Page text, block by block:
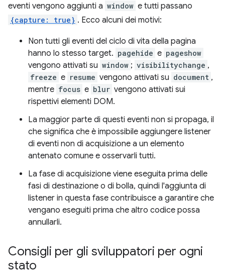
eventi vengono aggiunti a window e tutti passano
{capture: true} . Ecco alcuni dei motivi:
Non tutti gli eventi del ciclo di vita della pagina
hanno lo stesso target. pagehide e pageshow
vengono attivati su window ; visibilitychange ,
freeze e resume vengono attivati su document ,
mentre focus e blur vengono attivati sui
rispettivi elementi DOM.
La maggior parte di questi eventi non si propaga, il
che significa che è impossibile aggiungere listener
di eventi non di acquisizione a un elemento
antenato comune e osservarli tutti.
La fase di acquisizione viene eseguita prima delle
fasi di destinazione o di bolla, quindi l'aggiunta di
listener in questa fase contribuisce a garantire che
vengano eseguiti prima che altro codice possa
annullarli.
Consigli per gli sviluppatori per ogni
stato